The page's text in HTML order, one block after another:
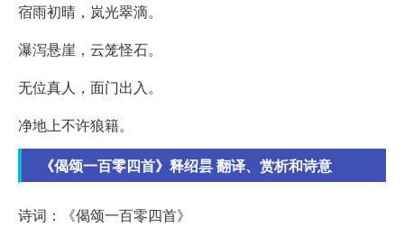
宿雨初晴，岚光翠滴。
瀑泻悬崖，云笼怪石。
无位真人，面门出入。
净地上不许狼籍。
《偈颂一百零四首》释绍昙 翻译、赏析和诗意
诗词：《偈颂一百零四首》